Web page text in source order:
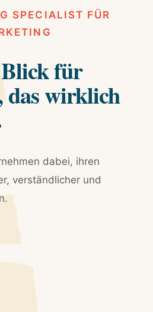
SPECIALIST FÜR
für
wirklich
dabei, ihren
verständlicher und